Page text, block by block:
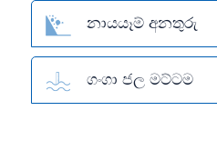
නායයෑම් අනතුරු
ගංගා ජල මට්ටම